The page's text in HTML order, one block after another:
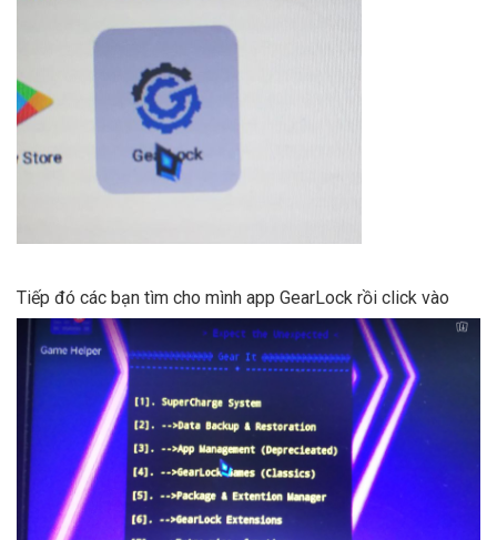
Tiếp đó các bạn tìm cho mình app GearLock rồi click vào